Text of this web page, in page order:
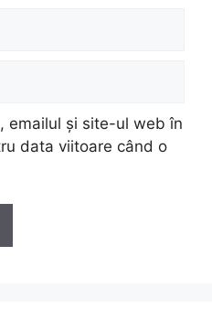
emailul și site-ul web în
data viitoare când o